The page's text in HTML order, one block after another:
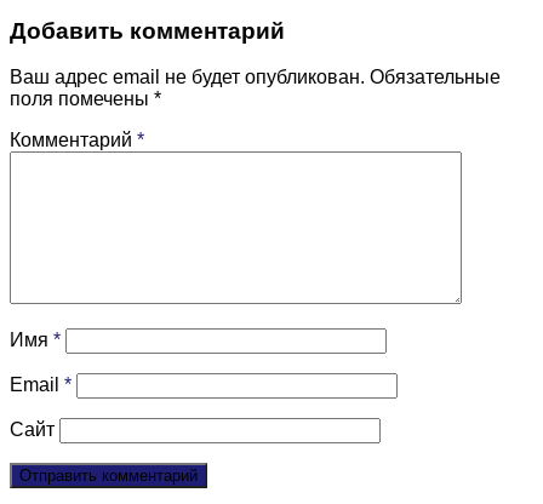
Добавить комментарий
Ваш адрес email не будет опубликован. Обязательные
поля помечены *
Комментарий *
Имя *
Email *
Сайт